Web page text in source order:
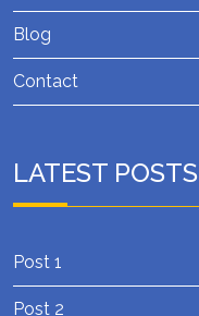
Blog
Contact
LATEST POSTS
Post 1
Post 2